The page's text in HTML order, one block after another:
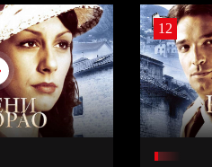
12